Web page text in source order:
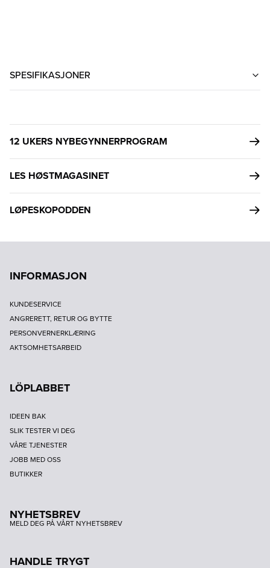
SPESIFIKASJONER
12 UKERS NYBEGYNNERPROGRAM
LES HØSTMAGASINET
LØPESKOPODDEN
INFORMASJON
KUNDESERVICE
ANGRERETT, RETUR OG BYTTE
PERSONVERNERKLÆRING
AKTSOMHETSARBEID
LÖPLABBET
IDEEN BAK
SLIK TESTER VI DEG
VÅRE TJENESTER
JOBB MED OSS
BUTIKKER
NYHETSBREV
MELD DEG PÅ VÅRT NYHETSBREV
HANDLE TRYGT